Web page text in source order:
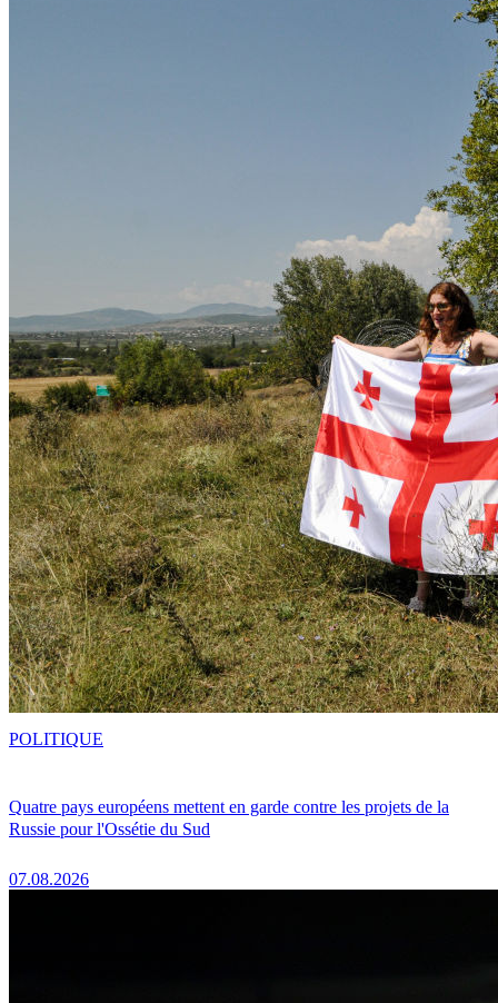
Quatre pays européens mettent en garde contre les projets de la
Russie pour l'Ossétie du Sud
07.08.2026
POLITIQUE